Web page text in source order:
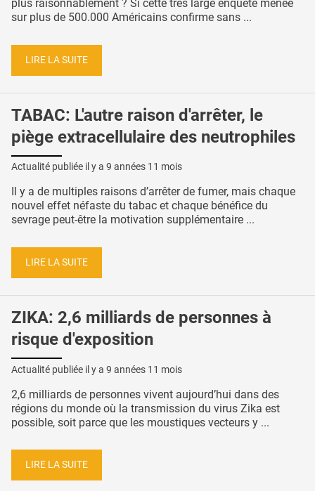
plus raisonnablement ? Si cette très large enquête menée
sur plus de 500.000 Américains confirme sans ...
LIRE LA SUITE
TABAC: L'autre raison d'arrêter, le
piège extracellulaire des neutrophiles
Actualité publiée il y a 9 années 11 mois
Il y a de multiples raisons d’arrêter de fumer, mais chaque
nouvel effet néfaste du tabac et chaque bénéfice du
sevrage peut-être la motivation supplémentaire ...
LIRE LA SUITE
ZIKA: 2,6 milliards de personnes à
risque d'exposition
Actualité publiée il y a 9 années 11 mois
2,6 milliards de personnes vivent aujourd’hui dans des
régions du monde où la transmission du virus Zika est
possible, soit parce que les moustiques vecteurs y ...
LIRE LA SUITE